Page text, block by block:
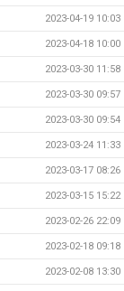
2023-04-19 10:03
2023-04-18 10:00
2023-03-30 11:58
2023-03-30 09:57
2023-03-30 09:54
2023-03-24 11:33
2023-03-17 08:26
2023-03-15 15:22
2023-02-26 22:09
2023-02-18 09:18
2023-02-08 13:30